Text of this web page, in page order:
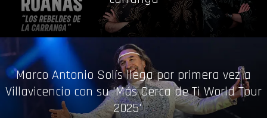
Marco Antonio Solís llega por primera vez a
Villavicencio con su 'Más Cerca de Ti World Tour
2025'